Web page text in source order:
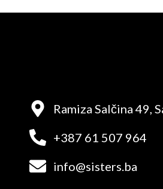
Ramiza Salčina 49,
+387 61 507 964
info@sisters.ba